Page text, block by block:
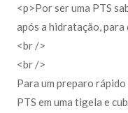
<p>Por ser uma PTS
após a hidratação, para
<br />
<br />
Para um preparo
PTS em uma tigela e